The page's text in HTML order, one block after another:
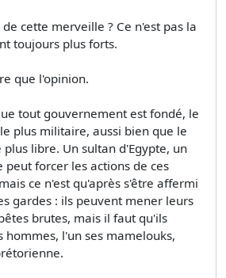
cette merveille ? Ce n'est pas la
toujours plus forts.
que l'opinion.
tout gouvernement est fondé, le
plus militaire, aussi bien que le
libre. Un sultan d'Egypte, un
peut forcer les actions de ces
ce n'est qu'après s'être affermi
gardes : ils peuvent mener leurs
brutes, mais il faut qu'ils
l'un ses mamelouks,